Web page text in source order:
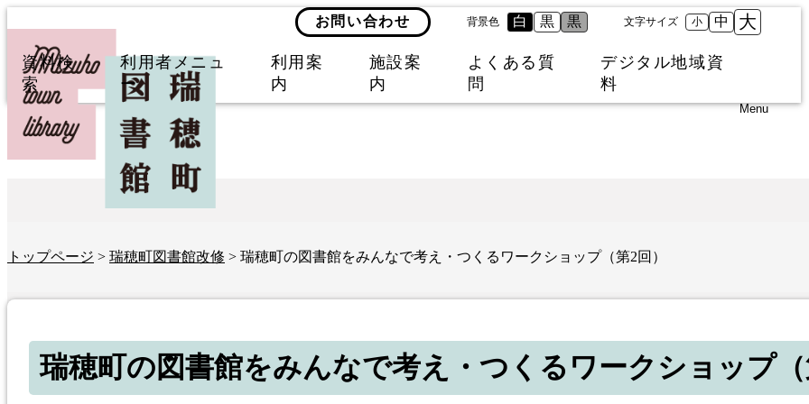
お問い合わせ 背景色 白 黒 黒 文字サイズ 小 中 大
資料検
索
利用者メニュ
ー
利用案
内
施設案
内
よくある質
問
デジタル地域資
料
Menu
トップページ > 瑞穂町図書館改修 > 瑞穂町の図書館をみんなで考え・つくるワークショップ（第2回）
瑞穂町の図書館をみんなで考え・つくるワークショップ